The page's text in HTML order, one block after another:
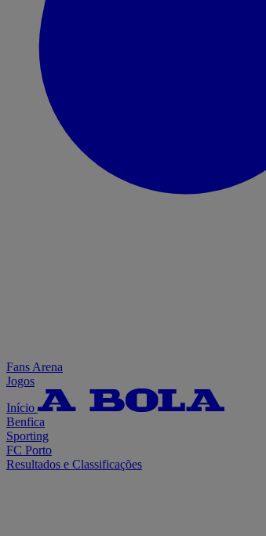
Fans Arena
Jogos
Início
Benfica
Sporting
FC Porto
Resultados e Classificações